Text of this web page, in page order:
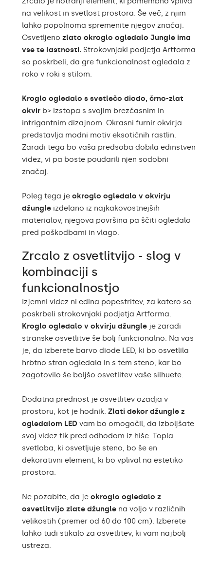
Garancija 2
Zaščita IP20
na velikost in svetlost prostora. Še več, z njim
lahko popolnoma spremenite njegov značaj.
Osvetljeno zlato okroglo ogledalo Jungle ima
vse te lastnosti. Strokovnjaki podjetja Artforma
so poskrbeli, da gre funkcionalnost ogledala z
roko v roki s stilom.
Kroglo ogledalo s svetlečo diodo, črno-zlat
okvirb> izstopa s svojim brezčasnim in
intrigantnim dizajnom. Okrasni furnir okvirja
predstavlja modni motiv eksotičnih rastlin.
Zaradi tega bo vaša predsoba dobila edinstven
videz, vi pa boste poudarili njen sodobni
značaj.
Poleg tega je okroglo ogledalo v okvirju
džungleizdelano iz najkakovostnejših
materialov, njegova površina pa ščiti ogledalo
pred poškodbami in vlago.
Zrcalo z osvetlitvijo - slog v
kombinaciji s
funkcionalnostjo
Izjemni videz ni edina popestritev, za katero so
poskrbeli strokovnjaki podjetja Artforma.
Kroglo ogledalo v okvirju džungleje zaradi
stranske osvetlitve še bolj funkcionalno. Na vas
je, da izberete barvo diode LED, ki bo osvetlila
hrbtno stran ogledala in s tem steno, kar bo
zagotovilo še boljšo osvetlitev vaše silhuete.
Dodatna prednost je osvetlitev ozadja v
prostoru, kot je hodnik. Zlati dekor džungle z
ogledalom LED vam bo omogočil, da izboljšate
svoj videz tik pred odhodom iz hiše. Topla
svetloba, ki osvetljuje steno, bo še en
dekorativni element, ki bo vplival na estetiko
prostora.
Ne pozabite, da jeokroglo ogledalo z
osvetlitvijo zlate džunglena voljo v različnih
velikostih (premer od 60 do 100 cm). Izberete
lahko tudi stikalo za osvetlitev, ki vam najbolj
ustreza.